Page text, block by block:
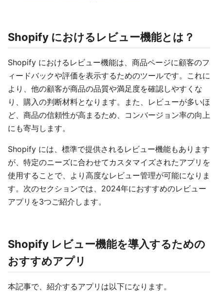
Shopify におけるレビュー機能とは？
Shopify におけるレビュー機能は、商品ページに顧客のフ
ィードバックや評価を表示するためのツールです。これに
より、他の顧客が商品の品質や満足度を確認しやすくな
り、購入の判断材料となります。また、レビューが多いほ
ど、商品の信頼性が高まるため、コンバージョン率の向上
にも寄与します。
Shopify には、標準で提供されるレビュー機能もあります
が、特定のニーズに合わせてカスタマイズされたアプリを
使用することで、より高度なレビュー管理が可能になりま
す。次のセクションでは、2024年におすすめのレビュー
アプリを3つご紹介します。
Shopify レビュー機能を導入するための
おすすめアプリ
本記事で、紹介するアプリは以下になります。